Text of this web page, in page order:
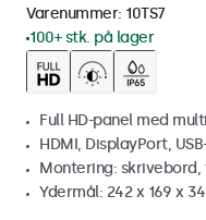
Varenummer: 10TS7
100+ stk. på lager
Full HD-panel med
HDMI, DisplayPort,
Montering:
Ydermål: 242 x 169 x